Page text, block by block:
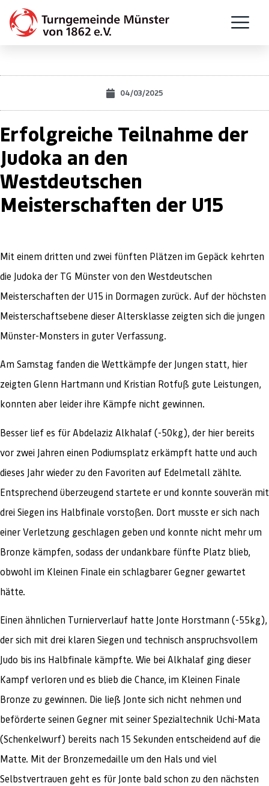
04/03/2025
Erfolgreiche Teilnahme der
Judoka an den
Westdeutschen
Meisterschaften der U15
Mit einem dritten und zwei fünften Plätzen im Gepäck kehrten
die Judoka der TG Münster von den Westdeutschen
Meisterschaften der U15 in Dormagen zurück. Auf der höchsten
Meisterschaftsebene dieser Altersklasse zeigten sich die jungen
Münster-Monsters in guter Verfassung.
Am Samstag fanden die Wettkämpfe der Jungen statt, hier
zeigten Glenn Hartmann und Kristian Rotfuß gute Leistungen,
konnten aber leider ihre Kämpfe nicht gewinnen.
Besser lief es für Abdelaziz Alkhalaf (-50kg), der hier bereits
vor zwei Jahren einen Podiumsplatz erkämpft hatte und auch
dieses Jahr wieder zu den Favoriten auf Edelmetall zählte.
Entsprechend überzeugend startete er und konnte souverän mit
drei Siegen ins Halbfinale vorstoßen. Dort musste er sich nach
einer Verletzung geschlagen geben und konnte nicht mehr um
Bronze kämpfen, sodass der undankbare fünfte Platz blieb,
obwohl im Kleinen Finale ein schlagbarer Gegner gewartet
hätte.
Einen ähnlichen Turnierverlauf hatte Jonte Horstmann (-55kg),
der sich mit drei klaren Siegen und technisch anspruchsvollem
Judo bis ins Halbfinale kämpfte. Wie bei Alkhalaf ging dieser
Kampf verloren und es blieb die Chance, im Kleinen Finale
Bronze zu gewinnen. Die ließ Jonte sich nicht nehmen und
beförderte seinen Gegner mit seiner Spezialtechnik Uchi-Mata
(Schenkelwurf) bereits nach 15 Sekunden entscheidend auf die
Matte. Mit der Bronzemedaille um den Hals und viel
Selbstvertrauen geht es für Jonte bald schon zu den nächsten